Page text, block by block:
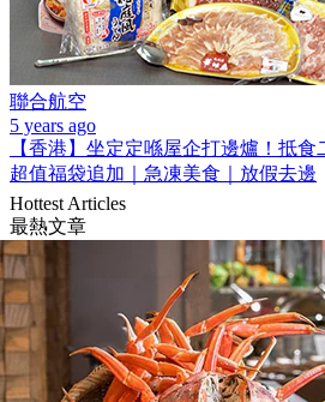
聯合航空
5 years ago
【香港】坐定定喺屋企打邊爐！抵
超值福袋追加｜急凍美食｜放假去邊
Hottest Articles
最熱文章